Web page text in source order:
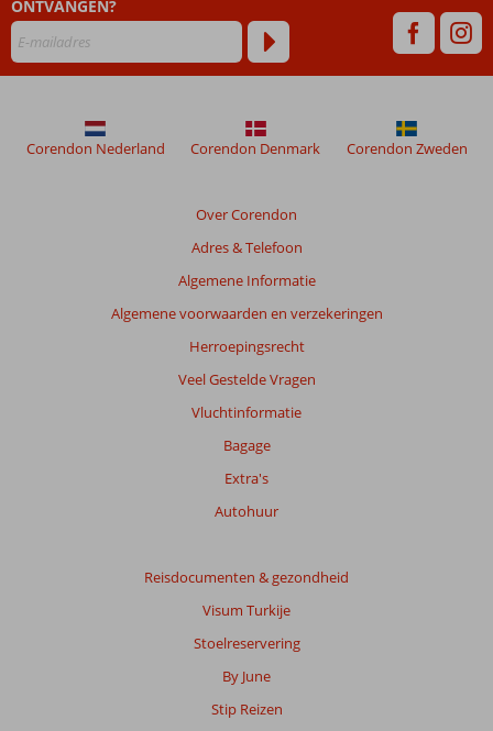
ONTVANGEN?
Over Corendon
Adres & Telefoon
Algemene Informatie
Algemene voorwaarden en verzekeringen
Herroepingsrecht
Veel Gestelde Vragen
Vluchtinformatie
Bagage
Extra's
Autohuur
Reisdocumenten & gezondheid
Visum Turkije
Stoelreservering
By June
Stip Reizen
Corendon Nederland Corendon Denmark Corendon Zweden